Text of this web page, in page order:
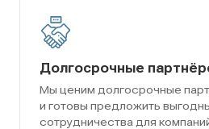
Долгосрочные
Мы ценим долгосрочные
и готовы предложить
сотрудничества для